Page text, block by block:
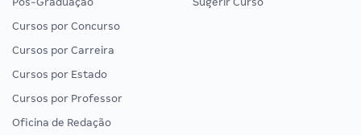
Cursos por Concurso
Cursos por Carreira
Cursos por Estado
Cursos por Professor
Oficina de Redação